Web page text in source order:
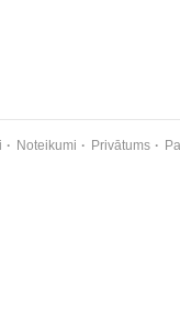
Noteikumi Privātums